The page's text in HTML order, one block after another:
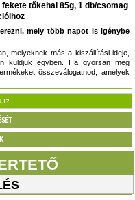
tőkehal 85g, 1 db/csomag
mely több napot is igénybe
melyeknek más a kiszállítási ideje,
küldjük egyben. Ha gyorsan meg
összeválogatnod, amelyek